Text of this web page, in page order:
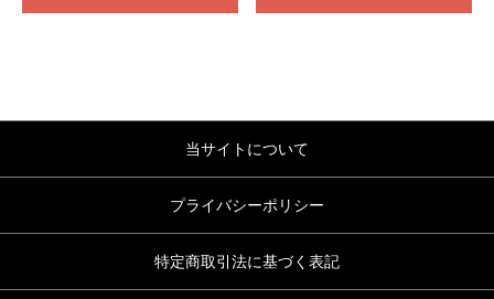
当サイトについて
プライバシーポリシー
特定商取引法に基づく表記